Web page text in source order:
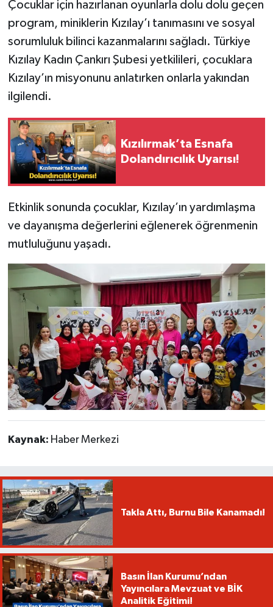
Çocuklar için hazırlanan oyunlarla dolu dolu geçen
program, miniklerin Kızılay’ı tanımasını ve sosyal
sorumluluk bilinci kazanmalarını sağladı. Türkiye
Kızılay Kadın Çankırı Şubesi yetkilileri, çocuklara
Kızılay’ın misyonunu anlatırken onlarla yakından
ilgilendi.
Kızılırmak’ta Esnafa
Dolandırıcılık Uyarısı!
Etkinlik sonunda çocuklar, Kızılay’ın yardımlaşma
ve dayanışma değerlerini eğlenerek öğrenmenin
mutluluğunu yaşadı.
Kaynak: Haber Merkezi
Takla Attı, Burnu Bile Kanamadı!
Basın İlan Kurumu’ndan
Yayıncılara Mevzuat ve BİK
Analitik Eğitimi!